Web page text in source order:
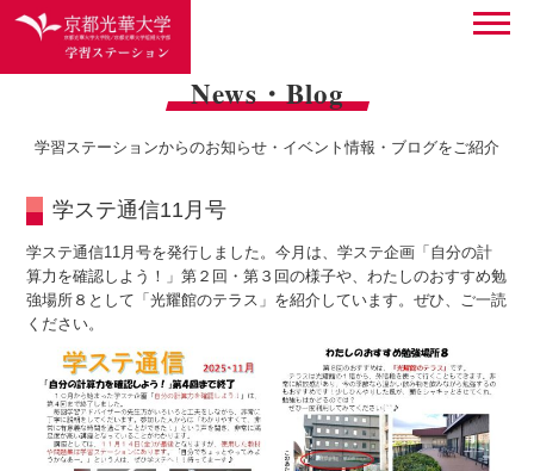
News・Blog
学習ステーションからのお知らせ・イベント情報・ブログをご紹介
学ステ通信11月号
学ステ通信11月号を発行しました。今月は、学ステ企画「自分の計
算力を確認しよう！」第２回・第３回の様子や、わたしのおすすめ勉
強場所８として「光耀館のテラス」を紹介しています。ぜひ、ご一読
ください。